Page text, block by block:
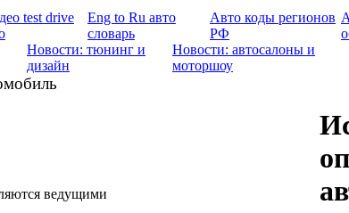
test drive
Eng to Ru авто
словарь
Авто коды регионов
РФ
Новости: тюнинг и
дизайн
Новости: автосалоны и
моторшоу
ведущими